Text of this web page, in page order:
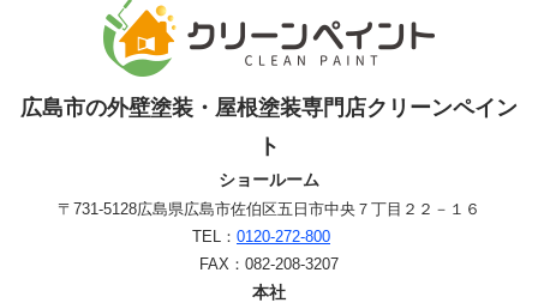
広島市の外壁塗装・屋根塗装専門店クリーンペイン
ト
ショールーム
〒731-5128広島県広島市佐伯区五日市中央７丁目２２－１６
TEL： 0120-272-800
FAX：082-208-3207
本社